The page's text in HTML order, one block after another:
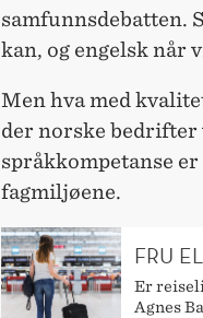
samfunnsdebatten.
kan, og engelsk når
Men hva med
der norske bedrifter
språkkompetanse
fagmiljøene.
FRU
Er
Agnes